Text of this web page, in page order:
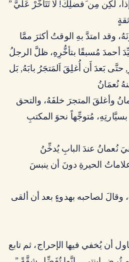
وقد امتدَّ بهِ الوقتُ أكثرَ ممَّا
أحمدَ مُسبقًا بتأخُّرِهِ، ظلَّ الرجلُ
حتَّى بَعدَ أَن أُغلِقَ اَلمَتجَرُ بابَهُ, بَل
وأغلقَ المتجرَ خلفَهُ، والتحق
مُتوجِّهاً نحوَ المكتبِ
نُعمانُ عندَ البابِ يُدخِّنُ
الحيرةِ دونَ أن ينبسَ
وقالَ لصاحبه بهدوءٍ بعد أن ألقى